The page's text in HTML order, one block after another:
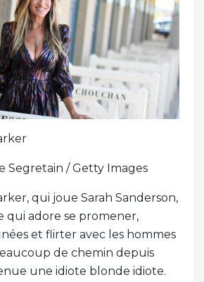
Segretain / Getty Images
qui joue Sarah Sanderson,
qui adore se promener,
et flirter avec les hommes
de chemin depuis
une idiote blonde idiote.